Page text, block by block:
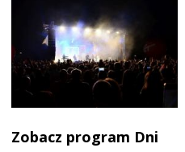
Zobacz program Dni